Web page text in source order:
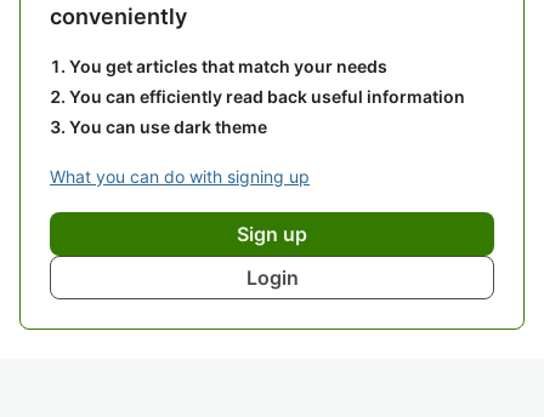
conveniently
You get articles that match your needs
You can efficiently read back useful information
You can use dark theme
What you can do with signing up
Sign up
Login